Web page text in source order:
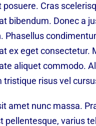
posuere. Cras
bibendum. Donec a
Phasellus
ex eget consectetur.
aliquet commodo.
tristique risus vel
amet nunc massa.
pellentesque, varius